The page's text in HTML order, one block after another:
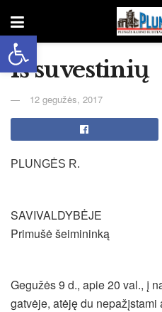
Open toolbar
Iš suvestinių
12 gegužės, 2017
PLUNGĖS R.
SAVIVALDYBĖJE
Primušė šeimininką
Gegužės 9 d., apie 20 val., į
gatvėje, atėję du nepažįstami